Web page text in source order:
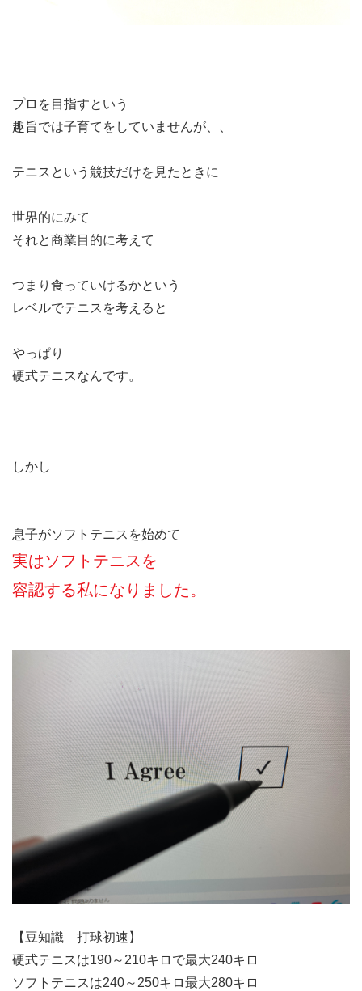
プロを目指すという
趣旨では子育てをしていませんが、、
テニスという競技だけを見たときに
世界的にみて
それと商業目的に考えて
つまり食っていけるかという
レベルでテニスを考えると
やっぱり
硬式テニスなんです。
しかし
息子がソフトテニスを始めて
実はソフトテニスを
容認する私になりました。
【豆知識 打球初速】
硬式テニスは190～210キロで最大240キロ
ソフトテニスは240～250キロ最大280キロ